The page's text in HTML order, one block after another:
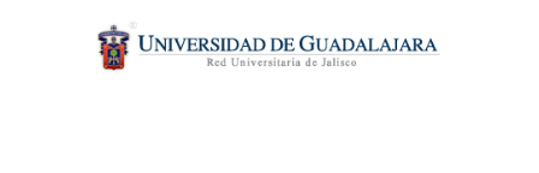
contenido
principal